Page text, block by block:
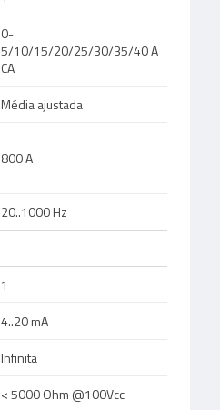
0-
5/10/15/20/25/30/35/40 A
CA
Média ajustada
800 A
20..1000 Hz
1
4..20 mA
Infinita
< 5000 Ohm @100Vcc